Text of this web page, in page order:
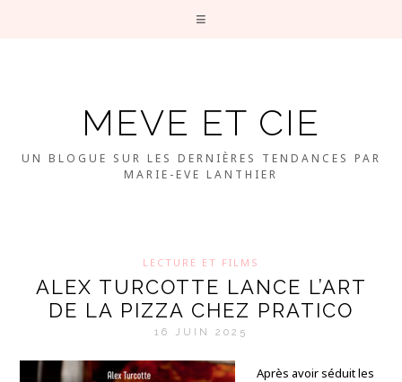
MEVE ET CIE
UN BLOGUE SUR LES DERNIÈRES TENDANCES PAR
MARIE-EVE LANTHIER
LECTURE ET FILMS
ALEX TURCOTTE LANCE L’ART
DE LA PIZZA CHEZ PRATICO
16 JUIN 2025
Après avoir séduit les